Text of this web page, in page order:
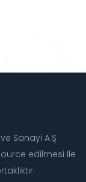
Sanayi A.Ş
edilmesi ile